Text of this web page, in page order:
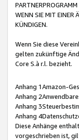
WENN SIE MIT EINER
KÜNDIGEN.
Wenn Sie diese
gelten zukünftige
Core S.à r.l. bezieht.
Anhang 1Amazon-
Anhang
Anhang
Anhang
Diese Anhänge
vorgeschrieben ist,